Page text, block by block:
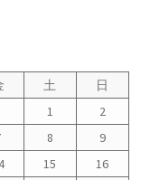
罪 民事裁判で認
」正式決定見送
土
日
1
2
8
9
15
16